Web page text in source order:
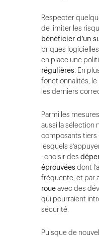
Respecter
de limiter les
bénéficier d’un
briques
en place une
régulières. En
fonctionnalités,
les derniers
Parmi les
aussi la sélection
composants tiers
lesquels
: choisir des
éprouvées dont
fréquente, et par
roueavec des
qui pourraient
sécurité.
Puisque de